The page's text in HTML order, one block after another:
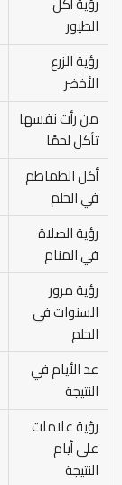
الطيور
رؤية الزرع
الأخضر
من رأت نفسها
تأكل لحمًا
أكل الطماطم
في الحلم
رؤية الصلاة
في المنام
رؤية مرور
السنوات في
الحلم
عد الأيام في
النتيجة
رؤية علامات
على أيام
النتيجة